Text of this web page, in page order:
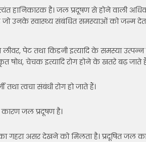
हानिकारक है। जल प्रदूषण से होने वाली
है जो उनके स्वास्थ्य संबंधित समस्याओं को जन्म
पेट तथा किडनी इत्यादि के समस्या
षोध, चेचक इत्यादि रोग होने के खतरे बढ़ जाते
त्वचा संबंधी रोग हो जाते हैं।
जल प्रदूषण है।
गहरा असर देखने को मिलता है। प्रदूषित जल